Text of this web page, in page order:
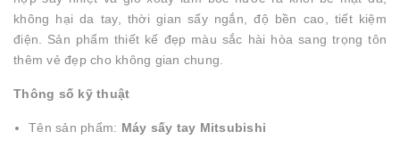
không hại da tay, thời gian sấy ngắn, độ bền cao, tiết kiệm
điện. Sản phẩm thiết kế đẹp màu sắc hài hòa sang trọng tôn
thêm vẻ đẹp cho không gian chung.
Thông số kỹ thuật
Tên sản phẩm: Máy sấy tay Mitsubishi